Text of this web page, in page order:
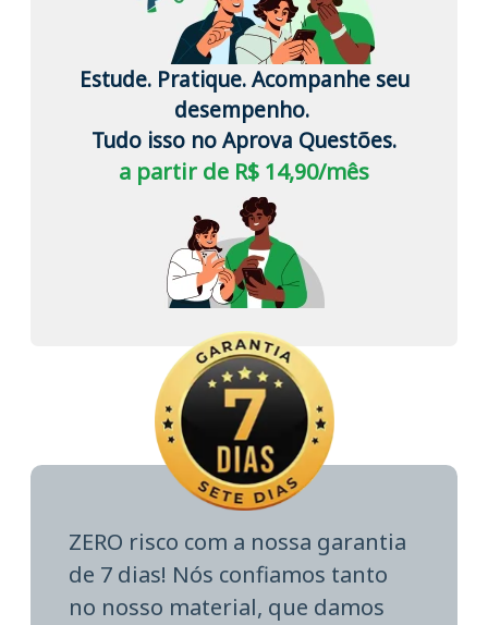
Estude. Pratique. Acompanhe seu
desempenho.
Tudo isso no Aprova Questões.
a partir de R$ 14,90/mês
ZERO risco com a nossa garantia
de 7 dias! Nós confiamos tanto
no nosso material, que damos